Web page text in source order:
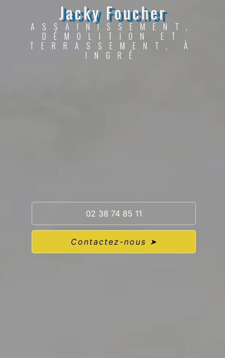
Jacky Foucher
ASSAINISSEMENT,
DÉMOLITION ET
TERRASSEMENT, À
INGRÉ
02 38 74 85 11
Contactez-nous ➤